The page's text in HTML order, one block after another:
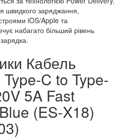
швидкого заряджання,
iOS/Apple та
набагато більший рівень
Кабель
C to Type-
5A Fast
(ES-X18)